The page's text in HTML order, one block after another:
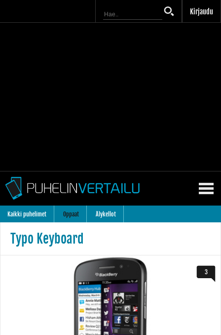
Kirjaudu
Kaikki puhelimet Oppaat Älykellot
Typo Keyboard
3